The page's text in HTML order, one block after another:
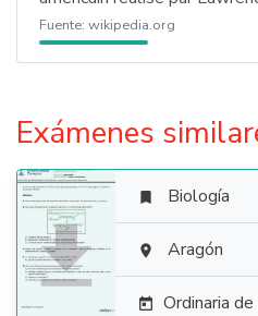
Fuente: wikipedia.org
Exámenes

 Biología
 Aragón
 Ordinaria